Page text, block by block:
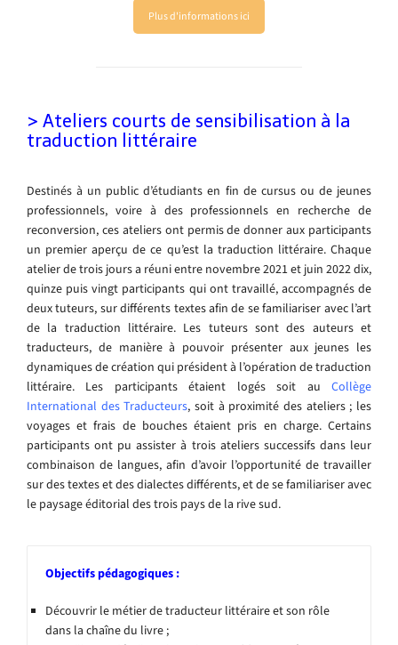
Plus d'informations ici
> Ateliers courts de sensibilisation à la
traduction littéraire
Destinés à un public d’étudiants en fin de cursus ou de jeunes
professionnels, voire à des professionnels en recherche de
reconversion, ces ateliers ont permis de donner aux participants
un premier aperçu de ce qu’est la traduction littéraire. Chaque
atelier de trois jours a réuni entre novembre 2021 et juin 2022 dix,
quinze puis vingt participants qui ont travaillé, accompagnés de
deux tuteurs, sur différents textes afin de se familiariser avec l’art
de la traduction littéraire. Les tuteurs sont des auteurs et
traducteurs, de manière à pouvoir présenter aux jeunes les
dynamiques de création qui président à l’opération de traduction
littéraire. Les participants étaient logés soit au Collège
International des Traducteurs, soit à proximité des ateliers ; les
voyages et frais de bouches étaient pris en charge. Certains
participants ont pu assister à trois ateliers successifs dans leur
combinaison de langues, afin d’avoir l’opportunité de travailler
sur des textes et des dialectes différents, et de se familiariser avec
le paysage éditorial des trois pays de la rive sud.
Objectifs pédagogiques :
Découvrir le métier de traducteur littéraire et son rôle
dans la chaîne du livre ;